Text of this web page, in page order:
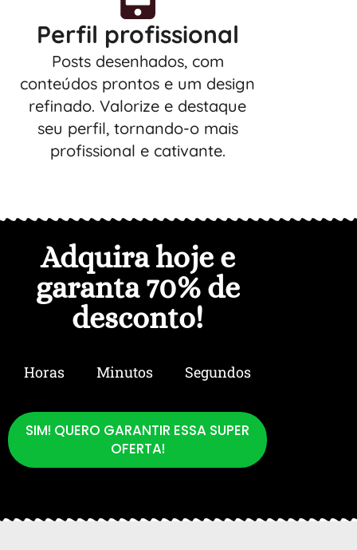
Perfil profissional
Posts desenhados, com
conteúdos prontos e um design
refinado. Valorize e destaque
seu perfil, tornando-o mais
profissional e cativante.
Adquira hoje e
garanta 70% de
desconto!
Horas Minutos Segundos
SIM! QUERO GARANTIR ESSA SUPER
OFERTA!